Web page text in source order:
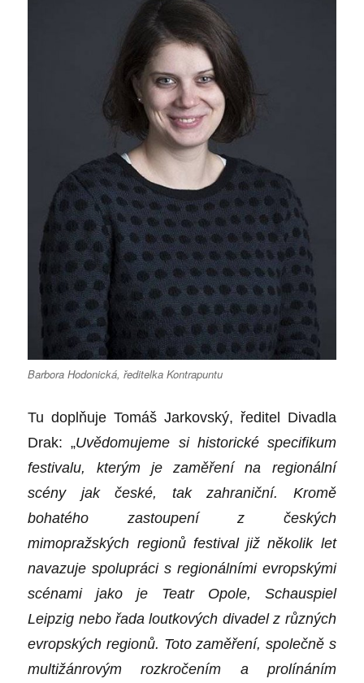
Barbora Hodonická, ředitelka Kontrapuntu
Tu doplňuje Tomáš Jarkovský, ředitel Divadla
Drak: „Uvědomujeme si historické specifikum
festivalu, kterým je zaměření na regionální
scény jak české, tak zahraniční. Kromě
bohatého zastoupení z českých
mimopražských regionů festival již několik let
navazuje spolupráci s regionálními evropskými
scénami jako je Teatr Opole, Schauspiel
Leipzig nebo řada loutkových divadel z různých
evropských regionů. Toto zaměření, společně s
multižánrovým rozkročením a prolínáním